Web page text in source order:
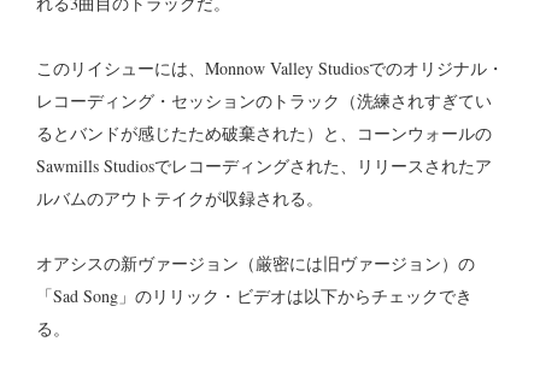
このリイシューには、Monnow Valley Studiosでのオリジナル・
レコーディング・セッションのトラック（洗練されすぎてい
るとバンドが感じたため破棄された）と、コーンウォールの
Sawmills Studiosでレコーディングされた、リリースされたア
ルバムのアウトテイクが収録される。
オアシスの新ヴァージョン（厳密には旧ヴァージョン）の
「Sad Song」のリリック・ビデオは以下からチェックでき
る。